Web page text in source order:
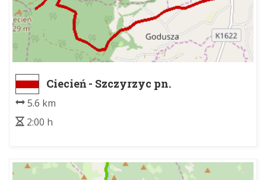
Ciecień - Szczyrzyc pn.
5.6 km
2:00 h